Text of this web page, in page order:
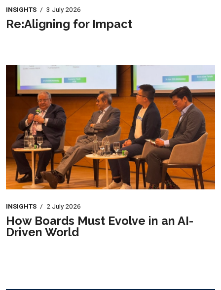
INSIGHTS / 3 July 2026
Re:Aligning for Impact
INSIGHTS / 2 July 2026
How Boards Must Evolve in an AI-
Driven World